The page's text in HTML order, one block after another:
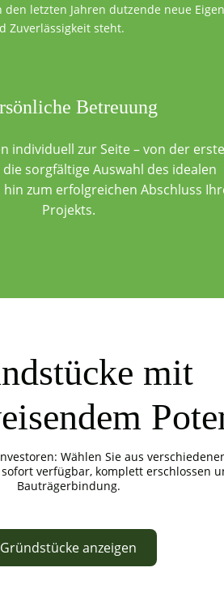
letzten Jahren dutzende neue
Zuverlässigkeit steht.
Betreuung
individuell zur Seite – von der
sorgfältige Auswahl des idealen
zum erfolgreichen Abschluss
Projekts.
mit
Wählen Sie aus
verfügbar, komplett erschlossen
Bauträgerbindung.
Gründstücke anzeigen